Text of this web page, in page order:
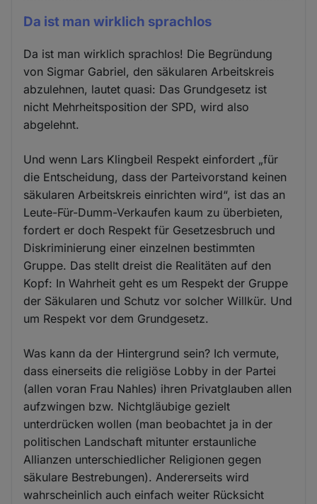
Da ist man wirklich sprachlos
Da ist man wirklich sprachlos! Die Begründung
von Sigmar Gabriel, den säkularen Arbeitskreis
abzulehnen, lautet quasi: Das Grundgesetz ist
nicht Mehrheitsposition der SPD, wird also
abgelehnt.
Und wenn Lars Klingbeil Respekt einfordert „für
die Entscheidung, dass der Parteivorstand keinen
säkularen Arbeitskreis einrichten wird“, ist das an
Leute-Für-Dumm-Verkaufen kaum zu überbieten,
fordert er doch Respekt für Gesetzesbruch und
Diskriminierung einer einzelnen bestimmten
Gruppe. Das stellt dreist die Realitäten auf den
Kopf: In Wahrheit geht es um Respekt der Gruppe
der Säkularen und Schutz vor solcher Willkür. Und
um Respekt vor dem Grundgesetz.
Was kann da der Hintergrund sein? Ich vermute,
dass einerseits die religiöse Lobby in der Partei
(allen voran Frau Nahles) ihren Privatglauben allen
aufzwingen bzw. Nichtgläubige gezielt
unterdrücken wollen (man beobachtet ja in der
politischen Landschaft mitunter erstaunliche
Allianzen unterschiedlicher Religionen gegen
säkulare Bestrebungen). Andererseits wird
wahrscheinlich auch einfach weiter Rücksicht